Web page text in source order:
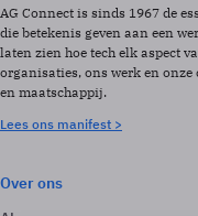
AG Connect is sinds 1967 de
die betekenis geven aan een
laten zien hoe tech elk aspect
organisaties, ons werk en
en maatschappij.
Lees ons manifest >
Over ons